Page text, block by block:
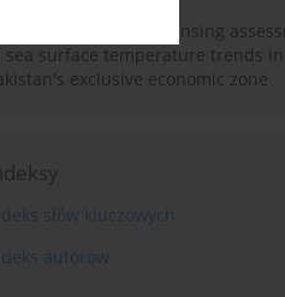
two-decade remote sensing
sea surface temperature trends in
exclusive economic zone
słów kluczowych
autorów